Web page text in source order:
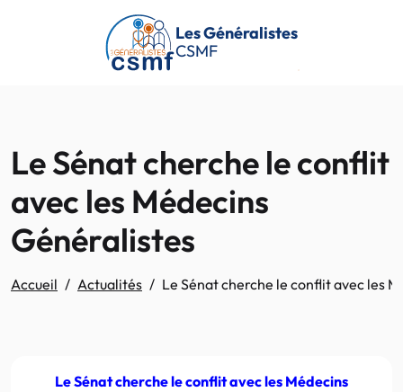
Passer au contenu principal
Les Généralistes
CSMF
Le Sénat cherche le conflit
avec les Médecins
Généralistes
Accueil Actualités Le Sénat cherche le conflit avec les
Le Sénat cherche le conflit avec les Médecins